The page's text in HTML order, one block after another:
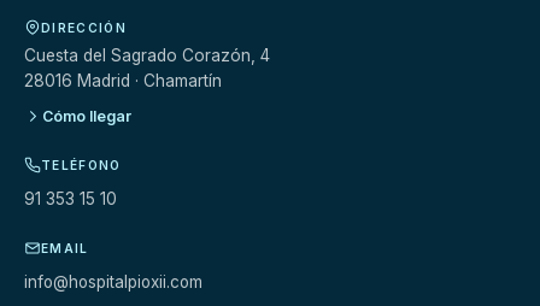
DIRECCIÓN
Cuesta del Sagrado Corazón, 4
28016 Madrid · Chamartín
Cómo llegar
TELÉFONO
91 353 15 10
EMAIL
info@hospitalpioxii.com